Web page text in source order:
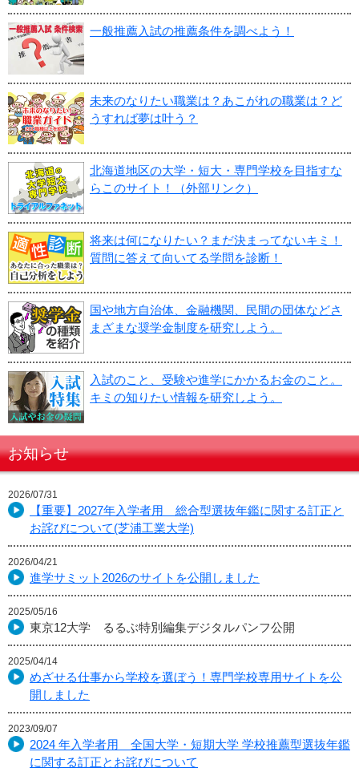
一般推薦入試の推薦条件を調べよう！
未来のなりたい職業は？あこがれの職業は？ど
うすれば夢は叶う？
北海道地区の大学・短大・専門学校を目指すな
らこのサイト！（外部リンク）
将来は何になりたい？まだ決まってないキミ！
質問に答えて向いてる学問を診断！
国や地方自治体、金融機関、民間の団体などさ
まざまな奨学金制度を研究しよう。
入試のこと、受験や進学にかかるお金のこと。
キミの知りたい情報を研究しよう。
お知らせ
2026/07/31
【重要】2027年入学者用 総合型選抜年鑑に関する訂正と
お詫びについて(芝浦工業大学)
2026/04/21
進学サミット2026のサイトを公開しました
2025/05/16
東京12大学 るるぶ特別編集デジタルパンフ公開
2025/04/14
めざせる仕事から学校を選ぼう！専門学校専用サイトを公
開しました
2023/09/07
2024 年入学者用 全国大学・短期大学 学校推薦型選抜年鑑
に関する訂正とお詫びについて